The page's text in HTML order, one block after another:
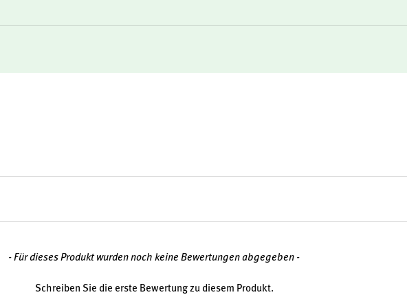
- Für dieses Produkt wurden noch keine Bewertungen abgegeben -
Schreiben Sie die erste Bewertung zu diesem Produkt.